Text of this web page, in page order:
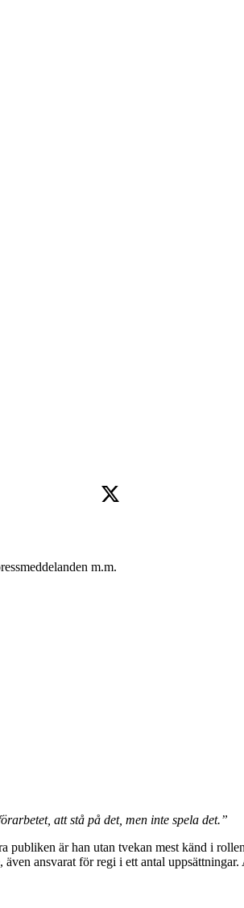
m.m.
att stå på det, men inte spela det.”
publiken är han utan tvekan mest känd i
ansvarat för regi i ett antal